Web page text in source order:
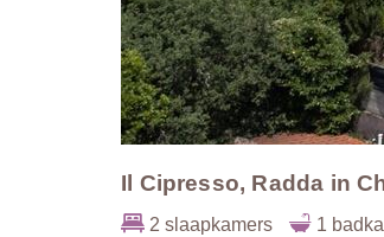
Il Cipresso, Radda in
2 slaapkamers 1